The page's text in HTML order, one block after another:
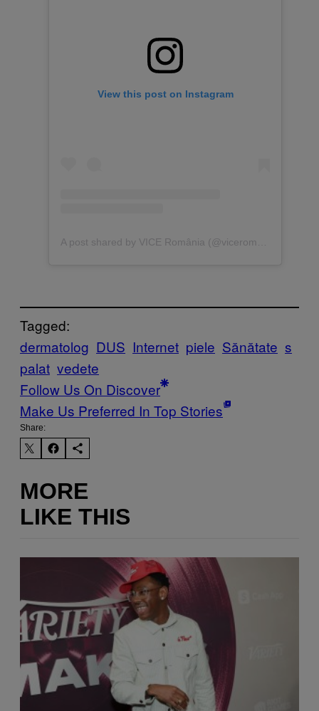
View this post on Instagram
Tagged:
dermatolog DUS Internet piele Sănătate s
palat vedete
Follow Us On Discover
Make Us Preferred In Top Stories
Share:
MORE
LIKE THIS